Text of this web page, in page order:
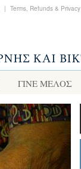
| Terms, Refunds & Privacy
ΓΙΝΕ ΜΕΛΟΣ